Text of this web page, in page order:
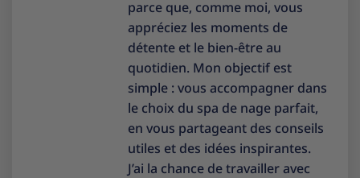
parce que, comme moi, vous
appréciez les moments de
détente et le bien-être au
quotidien. Mon objectif est
simple : vous accompagner dans
le choix du spa de nage parfait,
en vous partageant des conseils
utiles et des idées inspirantes.
J’ai la chance de travailler avec